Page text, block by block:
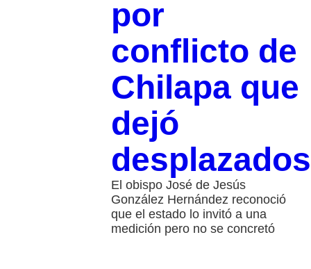
por
conflicto de
Chilapa que
dejó
desplazados
El obispo José de Jesús
González Hernández reconoció
que el estado lo invitó a una
medición pero no se concretó